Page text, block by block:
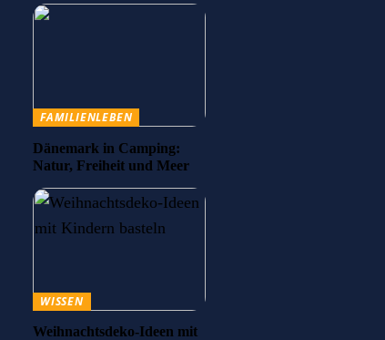
FAMILIENLEBEN
Dänemark in Camping:
Natur, Freiheit und Meer
WISSEN
Weihnachtsdeko-Ideen mit